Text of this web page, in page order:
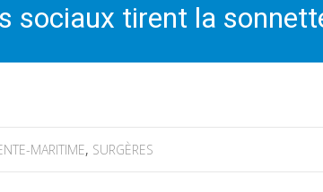
sociaux tirent la
MARITIME, SURGÈRES